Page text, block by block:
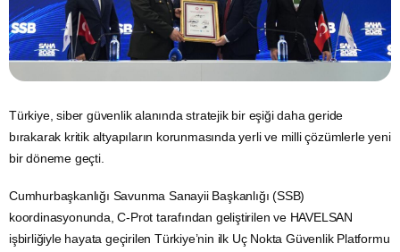
Türkiye,siber güvenlikalanında stratejik bir eşiği daha geride
bırakarak kritik altyapıların korunmasında yerli ve milli çözümlerle yeni
bir döneme geçti.
Cumhurbaşkanlığı Savunma Sanayii Başkanlığı (SSB)
koordinasyonunda, C-Prot tarafından geliştirilen ve HAVELSAN
işbirliğiyle hayata geçirilen Türkiye’nin ilk Uç Nokta Güvenlik Platformu